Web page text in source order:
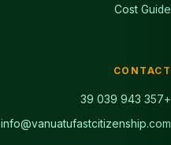
Cost Guide
CONTACT
+357 943 039 39
info@vanuatufastcitizenship.com